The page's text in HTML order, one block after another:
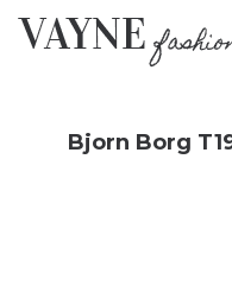
Bjorn Borg